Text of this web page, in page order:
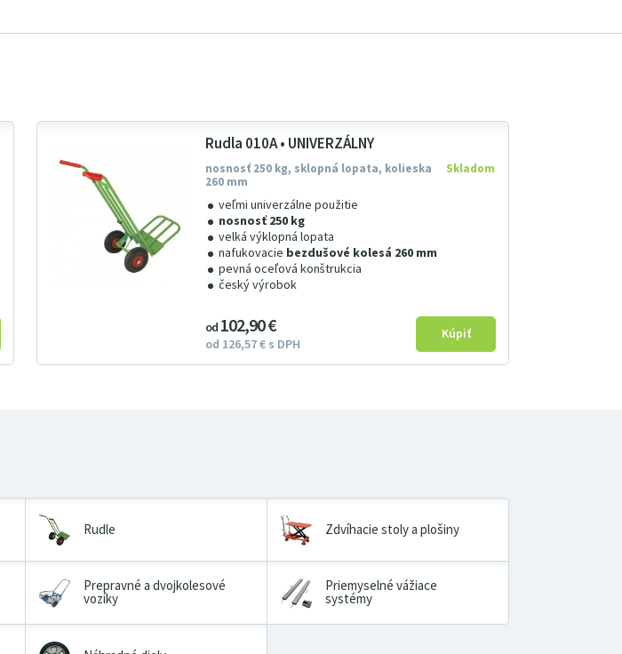
Rudla 010A • UNIVERZÁLNY
nosnosť 250 kg, sklopná lopata, kolieska
260 mm
veľmi univerzálne použitie
nosnosť 250 kg
velká výklopná lopata
nafukovacie bezdušové kolesá 260 mm
pevná oceľová konštrukcia
český výrobok
Skladom
od 10290€
od 126 57€ s DPH
Rudle Zdvíhacie stoly a plošiny
Prepravné a dvojkolesové
vozíky
Priemyselné vážiace
systémy